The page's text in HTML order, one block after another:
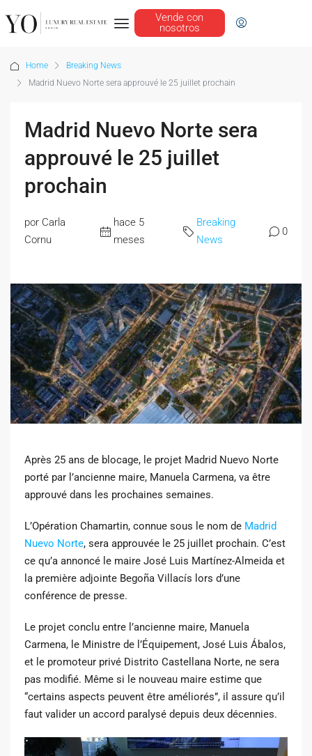
Vende con
nosotros
Home
Breaking News
Madrid Nuevo Norte sera approuvé le 25 juillet prochain
Madrid Nuevo Norte sera
approuvé le 25 juillet
prochain
por Carla
Cornu
hace 5
meses
Breaking
News
0
Après 25 ans de blocage, le projet Madrid Nuevo Norte
porté par l’ancienne maire, Manuela Carmena, va être
approuvé dans les prochaines semaines.
L’Opération Chamartin, connue sous le nom de Madrid
Nuevo Norte, sera approuvée le 25 juillet prochain. C’est
ce qu’a annoncé le maire José Luis Martínez-Almeida et
la première adjointe Begoña Villacís lors d’une
conférence de presse.
Le projet conclu entre l’ancienne maire, Manuela
Carmena, le Ministre de l’Équipement, José Luis Ábalos,
et le promoteur privé Distrito Castellana Norte, ne sera
pas modifié. Même si le nouveau maire estime que
“certains aspects peuvent être améliorés”, il assure qu’il
faut valider un accord paralysé depuis deux décennies.